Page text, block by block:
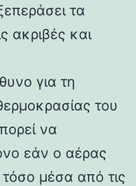
τα
ακριβές και
για τη
του
να
εάν ο αέρας
μέσα από τις